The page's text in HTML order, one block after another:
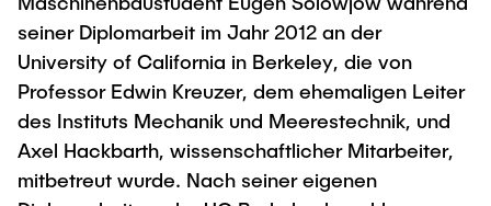
LearnING Center
Lehre im europäischen Verbund (ECIU)
WorkINGLab / Makerspace
Studienbereich FIT
Institute im Überblick
seiner Diplomarbeit im Jahr 2012 an der
University of California in Berkeley, die von
Professor Edwin Kreuzer, dem ehemaligen Leiter
des Instituts Mechanik und Meerestechnik, und
Axel Hackbarth, wissenschaftlicher Mitarbeiter,
mitbetreut wurde. Nach seiner eigenen